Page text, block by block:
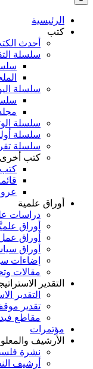
بالنسبة
الرئيسية
كتب
أحدث
سلسلة
سلسلة
سلسلة
سلسلة
سلسلة
كتب أخرى
كتب
أوراق علمية
دراسات
أوراق
أوراق
أوراق
إضاءات
مقالات
التقدير
التقدير
تقدير
مقاطع
مؤتمرات
الأرشيف
نشرة
أرشيف